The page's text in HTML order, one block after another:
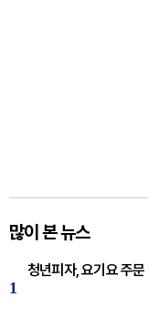
많이 본 뉴스
1
청년피자, 요기요 주